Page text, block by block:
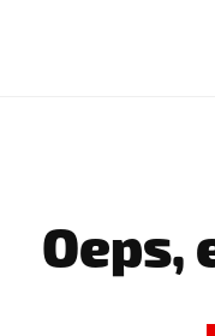
Oeps,